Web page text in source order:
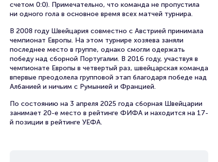
счетом 0:0). Примечательно, что команда не пропустила
ни одного гола в основное время всех матчей турнира.
В 2008 году Швейцария совместно с Австрией принимала
чемпионат Европы. На этом турнире хозяева заняли
последнее место в группе, однако смогли одержать
победу над сборной Португалии. В 2016 году, участвуя в
чемпионате Европы в четвертый раз, швейцарская команда
впервые преодолела групповой этап благодаря победе над
Албанией и ничьим с Румынией и Францией.
По состоянию на 3 апреля 2025 года сборная Швейцарии
занимает 20-е место в рейтинге ФИФА и находится на 17-
й позиции в рейтинге УЕФА.